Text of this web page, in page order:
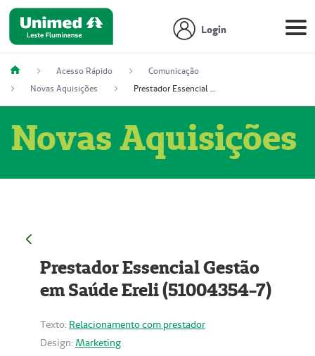
Login
Acesso Rápido
Comunicação
Novas Aquisições
Prestador Essencial Gestão em Saúde Ereli (51004354-7)
Novas Aquisições
Prestador Essencial Gestão
em Saúde Ereli (51004354-7)
Texto: Relacionamento com prestador
Design: Marketing